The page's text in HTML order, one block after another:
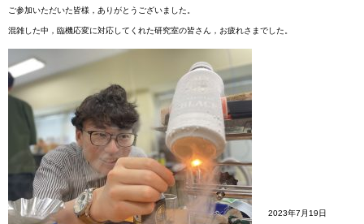
ご参加いただいた皆様，ありがとうございました。
混雑した中，臨機応変に対応してくれた研究室の皆さん，お疲れさまでした。
2023年7月19日